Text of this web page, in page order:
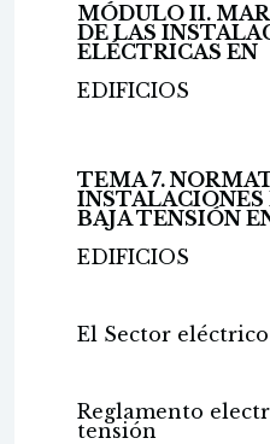
MÓDULO II.
DE LAS
ELÉCTRICAS EN
EDIFICIOS
TEMA 7.
INSTALACIONES
BAJA TENSIÓN
EDIFICIOS
El Sector
Reglamento
tensión